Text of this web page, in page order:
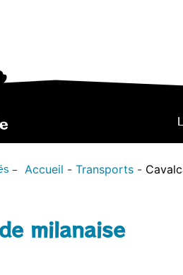
– Accueil Transports
milanaise